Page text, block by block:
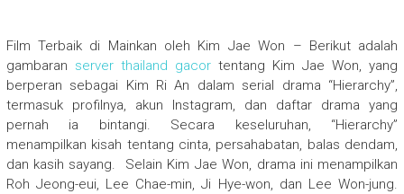
Film Terbaik di Mainkan oleh Kim Jae Won – Berikut adalah
gambaran server thailand gacortentang Kim Jae Won, yang
berperan sebagai Kim Ri An dalam serial drama “Hierarchy”,
termasuk profilnya, akun Instagram, dan daftar drama yang
pernah ia bintangi. Secara keseluruhan, “Hierarchy”
menampilkan kisah tentang cinta, persahabatan, balas dendam,
dan kasih sayang. Selain Kim Jae Won, drama ini menampilkan
Roh Jeong-eui, Lee Chae-min, Ji Hye-won, dan Lee Won-jung.